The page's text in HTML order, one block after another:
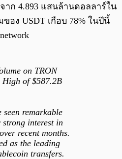
ก 4.893 แสนล้านดอลลาร์ใน
อง USDT เกือบ 78% ในปีนี้
on TRON
High of $587.2B
seen remarkable
interest in
recent months.
as the leading
transfers.